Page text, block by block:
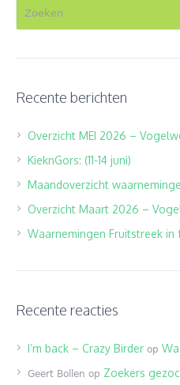
Recente berichten
Overzicht MEI 2026 –
KieknGors: (11-14 juni)
Maandoverzicht
Overzicht Maart 2026 –
Waarnemingen Fruitstreek in
Recente reacties
I’m back – Crazy Birder op
Geert Bollen op Zoekers